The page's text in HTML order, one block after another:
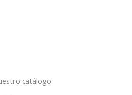
catálogo